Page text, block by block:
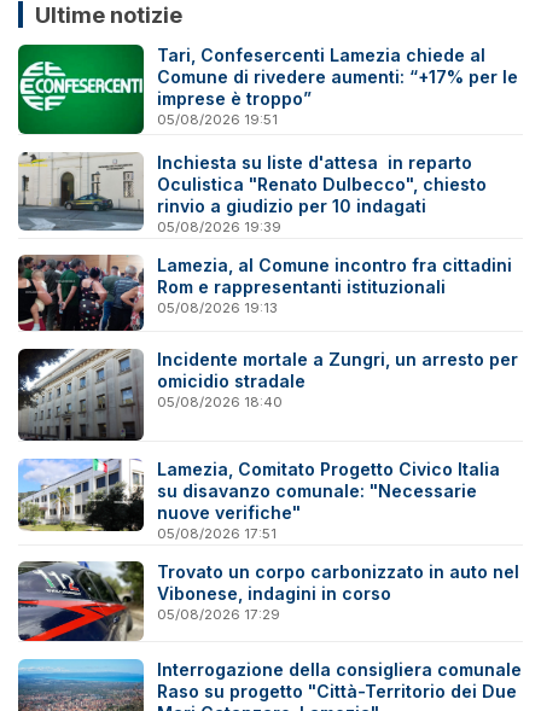
Ultime notizie
Tari, Confesercenti Lamezia chiede al
Comune di rivedere aumenti: “+17% per le
imprese è troppo”
05/08/2026 19:51
Inchiesta su liste d'attesa in reparto
Oculistica "Renato Dulbecco", chiesto
rinvio a giudizio per 10 indagati
05/08/2026 19:39
Lamezia, al Comune incontro fra cittadini
Rom e rappresentanti istituzionali
05/08/2026 19:13
Incidente mortale a Zungri, un arresto per
omicidio stradale
05/08/2026 18:40
Lamezia, Comitato Progetto Civico Italia
su disavanzo comunale: "Necessarie
nuove verifiche"
05/08/2026 17:51
Trovato un corpo carbonizzato in auto nel
Vibonese, indagini in corso
05/08/2026 17:29
Interrogazione della consigliera comunale
Raso su progetto "Città-Territorio dei Due